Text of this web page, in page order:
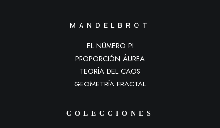
MANDELBROT
EL NÚMERO PI
PROPORCIÓN ÁUREA
TEORÍA DEL CAOS
GEOMETRÍA FRACTAL
COLECCIONES